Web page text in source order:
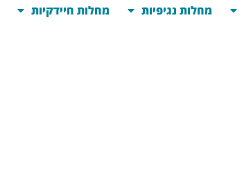
מחלות נגיפיות מחלות חיידקיות